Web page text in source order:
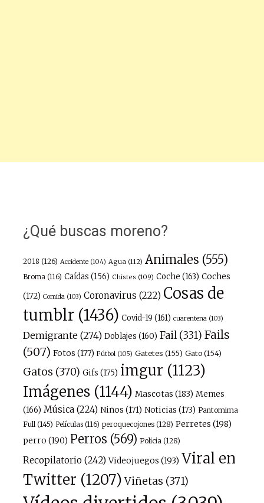
¿Qué buscas moreno?
2018 (126) Accidente(104) Agua(112) Animales (555)
Broma(116) Caídas (156) Chistes (109) Coche (163) Coches
(172) Comida(103) Coronavirus (222) Cosas de
tumblr(1436) Covid-19 (161) cuarentena(103)
Demigrante(274) Doblajes (160) Fail(331) Fails
(507) Fotos (177) Fútbol(105) Gatetes (155) Gato(154)
Gatos (370) Gifs (175) imgur (1123)
Imágenes(1144) Mascotas (183) Memes
(166) Música(224) Niños (171) Noticias (173) Pantomima
Full(145) Películas(116) peroquecojones(128) Perretes (198)
perro (190) Perros (569) Policia(128)
Recopilatorio (242) Videojuegos (193) Viral en
Twitter (1207) Viñetas (371)